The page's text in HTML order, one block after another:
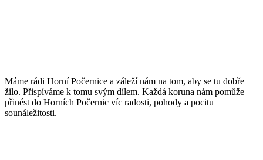
Máme rádi Horní Počernice a záleží nám na tom, aby se tu dobře
žilo. Přispíváme k tomu svým dílem. Každá koruna nám pomůže
přinést do Horních Počernic víc radosti, pohody a pocitu
sounáležitosti.